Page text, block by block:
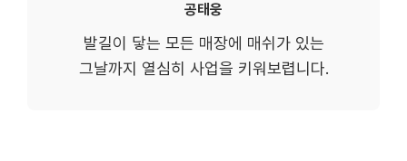
공태웅
발길이 닿는 모든 매장에 매쉬가 있는
그날까지 열심히 사업을 키워보렵니다.